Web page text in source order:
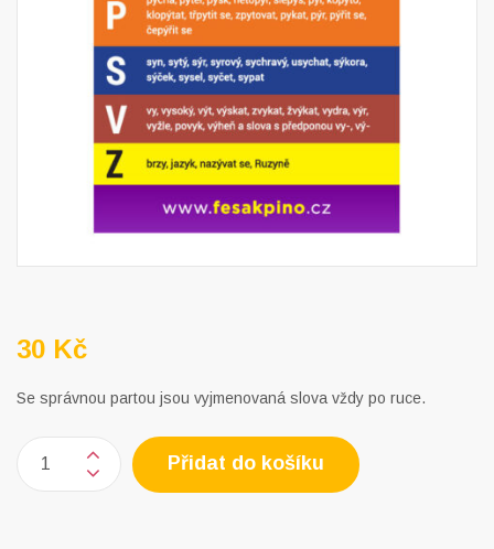
30 Kč
Se správnou partou jsou vyjmenovaná slova vždy po ruce.
Přidat do košíku